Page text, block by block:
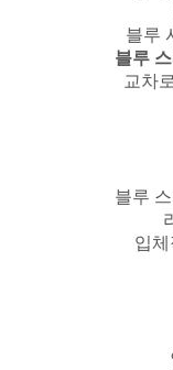
블루
블루
교차
블루
입